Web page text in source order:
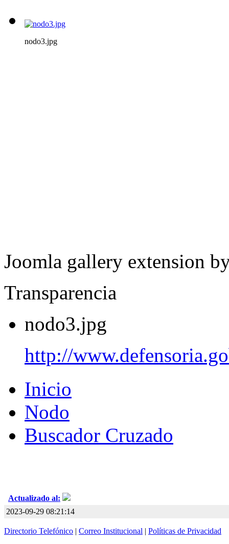
nodo3.jpg
Joomla gallery extension
Transparencia
nodo3.jpg
http://
Inicio
Nodo
Buscador Cruzado
Actualizado al:
2023-09-29 08:21:14
Directorio Telefónico | Correo Institucional | Políticas de Privacidad